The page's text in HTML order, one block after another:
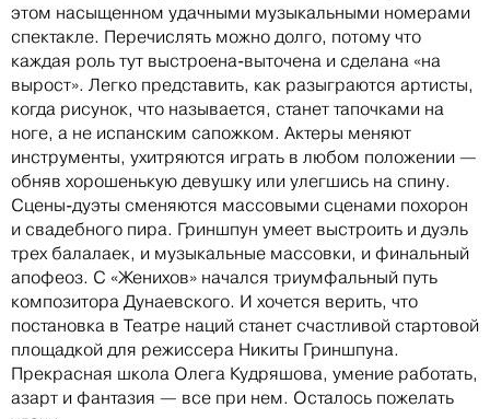
этом насыщенном удачными музыкальными номерами
спектакле. Перечислять можно долго, потому что
каждая роль тут выстроена-выточена и сделана «на
вырост». Легко представить, как разыграются артисты,
когда рисунок, что называется, станет тапочками на
ноге, а не испанским сапожком. Актеры меняют
инструменты, ухитряются играть в любом положении —
обняв хорошенькую девушку или улегшись на спину.
Сцены-дуэты сменяются массовыми сценами похорон
и свадебного пира. Гриншпун умеет выстроить и дуэль
трех балалаек, и музыкальные массовки, и финальный
апофеоз. С «Женихов» начался триумфальный путь
композитора Дунаевского. И хочется верить, что
постановка в Театре наций станет счастливой стартовой
площадкой для режиссера Никиты Гриншпуна.
Прекрасная школа Олега Кудряшова, умение работать,
азарт и фантазия — все при нем. Осталось пожелать